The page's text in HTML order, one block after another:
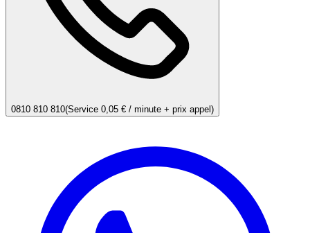
0810 810 810(Service 0,05 € / minute + prix appel)